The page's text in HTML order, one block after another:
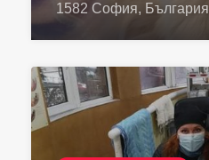
1582 София, България